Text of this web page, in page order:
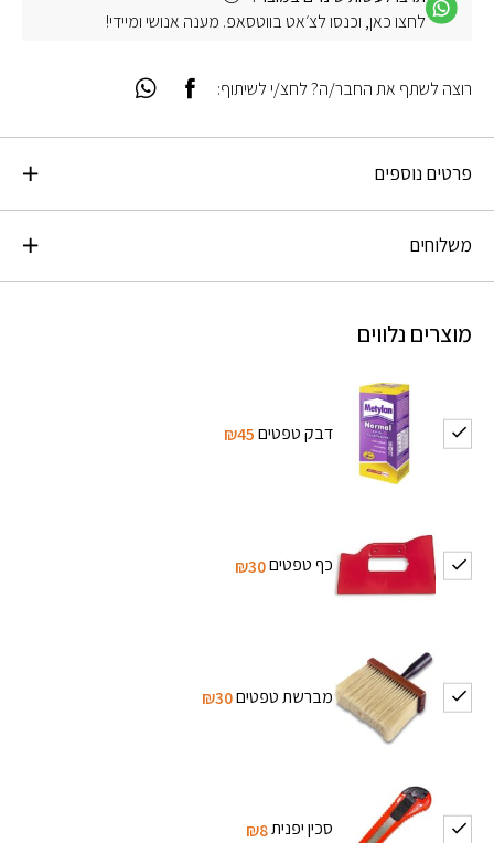
לחצו כאן, וכנסו לצ׳אט בווטסאפ. מענה אנושי ומיידי!
פרטים נוספים
משלוחים
מוצרים נלווים
דבק טפטים₪45
כף טפטים₪30
מברשת טפטים₪30
סכין יפנית₪8
רוצה לשתף את החבר/ה? לחצ/י לשיתוף: